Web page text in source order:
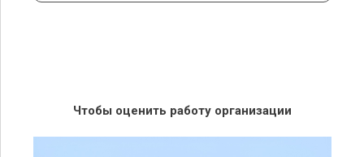
Чтобы оценить работу организации